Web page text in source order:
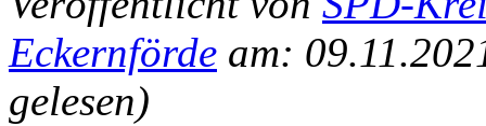
Eckernförde am:
gelesen)